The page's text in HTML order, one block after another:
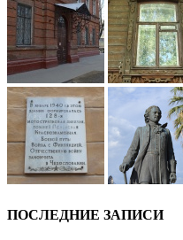
ПОСЛЕДНИЕ ЗАПИСИ